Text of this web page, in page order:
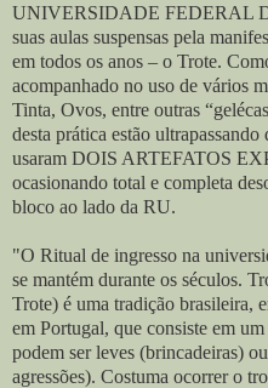
UNIVERSIDADE FEDERAL
suas aulas suspensas pela
em todos os anos – o Trote.
acompanhado no uso de vários
Tinta, Ovos, entre outras
desta prática estão
usaram DOIS ARTEFATOS
ocasionando total e completa
bloco ao lado da RU.
"O Ritual de ingresso na
se mantém durante os séculos.
Trote) é uma tradição brasileira,
em Portugal, que consiste em
podem ser leves (brincadeiras)
agressões). Costuma ocorrer o